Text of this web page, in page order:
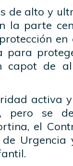
de alto y
la parte
en
para
capot de
activa
pero se
el
Urgencia